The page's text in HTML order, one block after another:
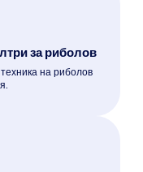
за риболов
на риболов